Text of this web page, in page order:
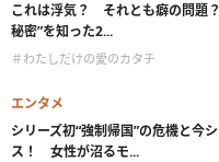
これは浮気？ それとも癖の問題
秘密”を知った2...
＃わたしだけの愛のカタチ
エンタメ
シリーズ初“強制帰国”の危機と今
ス！ 女性が沼るモ...